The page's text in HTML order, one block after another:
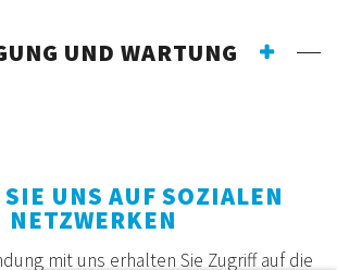
UND WARTUNG
SIE UNS AUF SOZIALEN
NETZWERKEN
mit uns erhalten Sie Zugriff auf die